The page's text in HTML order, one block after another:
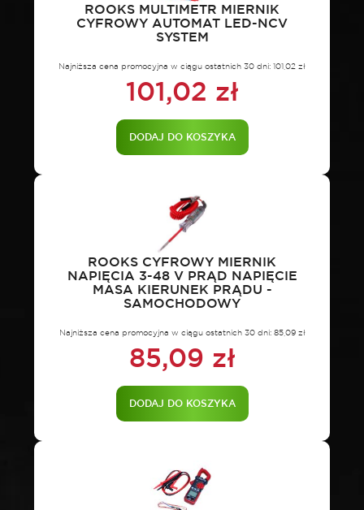
ROOKS MULTIMETR MIERNIK
CYFROWY AUTOMAT LED-NCV
SYSTEM
Najniższa cena promocyjna w ciągu ostatnich 30 dni: 101,02 zł
101,02 zł
DODAJ DO KOSZYKA
ROOKS CYFROWY MIERNIK
NAPIĘCIA 3-48 V PRĄD NAPIĘCIE
MASA KIERUNEK PRĄDU -
SAMOCHODOWY
Najniższa cena promocyjna w ciągu ostatnich 30 dni: 85,09 zł
85,09 zł
DODAJ DO KOSZYKA